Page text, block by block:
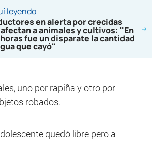
leyendo
en alerta por crecidas
a animales y cultivos: "En
fue un disparate la cantidad
que cayó"
uno por rapiña y otro por
robados.
quedó libre pero a